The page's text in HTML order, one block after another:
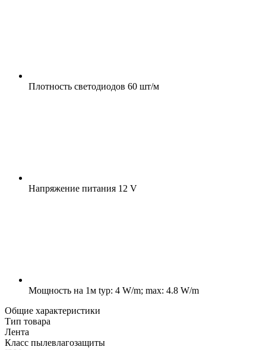
Плотность светодиодов 60 шт/м
Напряжение питания 12 V
Мощность на 1м typ: 4 W/m; max: 4.8 W/m
Общие характеристики
Тип товара
Лента
Класс пылевлагозащиты